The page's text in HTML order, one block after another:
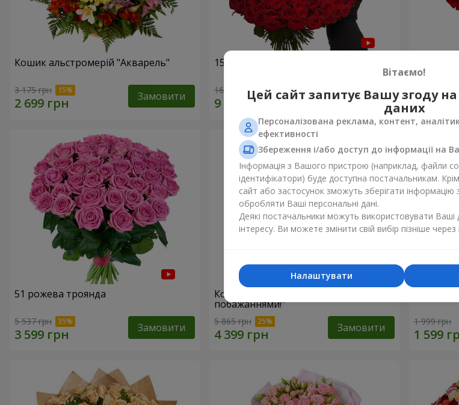
Кошик альстромерій "Акварель"
3 175 грн Замовити
151 червона троянда
16 653 грн Замовити 9 229 грн
51 рожева троянда
5 537 грн Замовити
Кошик "З найкращими
побажаннями!"
5 865 грн Замовити 1 999 грн
Вітаємо!
Цей сайт запитує Вашу згоду
даних
Персоналізована реклама, контент,
ефективності
Збереження і/або доступ до інформації на
Інформація з Вашого пристрою (наприклад, файли
ідентифікатори) буде доступна постачальникам.
сайт або застосунок зможуть зберігати
обробляти Ваші персональні дані.
Деякі постачальники можуть використовувати Ваші
інтересу. Ви можете змінити свій вибір пізніше
Налаштувати